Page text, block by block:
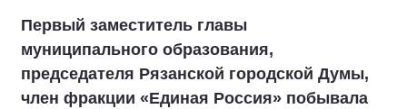
Первый заместитель главы
муниципального образования,
председателя Рязанской городской Думы,
член фракции «Единая Россия» побывала